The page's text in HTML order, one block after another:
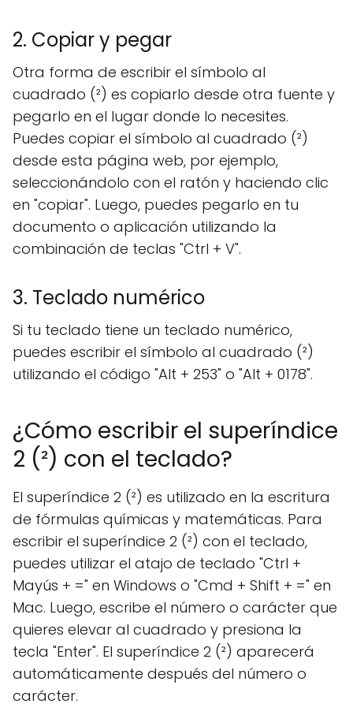
2. Copiar y pegar
Otra forma de escribir el símbolo al
cuadrado (²) es copiarlo desde otra fuente y
pegarlo en el lugar donde lo necesites.
Puedes copiar el símbolo al cuadrado (²)
desde esta página web, por ejemplo,
seleccionándolo con el ratón y haciendo clic
en "copiar". Luego, puedes pegarlo en tu
documento o aplicación utilizando la
combinación de teclas "Ctrl + V".
3. Teclado numérico
Si tu teclado tiene un teclado numérico,
puedes escribir el símbolo al cuadrado (²)
utilizando el código "Alt + 253" o "Alt + 0178".
¿Cómo escribir el superíndice
2 (²) con el teclado?
El superíndice 2 (²) es utilizado en la escritura
de fórmulas químicas y matemáticas. Para
escribir el superíndice 2 (²) con el teclado,
puedes utilizar el atajo de teclado "Ctrl +
Mayús + =" en Windows o "Cmd + Shift + =" en
Mac. Luego, escribe el número o carácter que
quieres elevar al cuadrado y presiona la
tecla "Enter". El superíndice 2 (²) aparecerá
automáticamente después del número o
carácter.